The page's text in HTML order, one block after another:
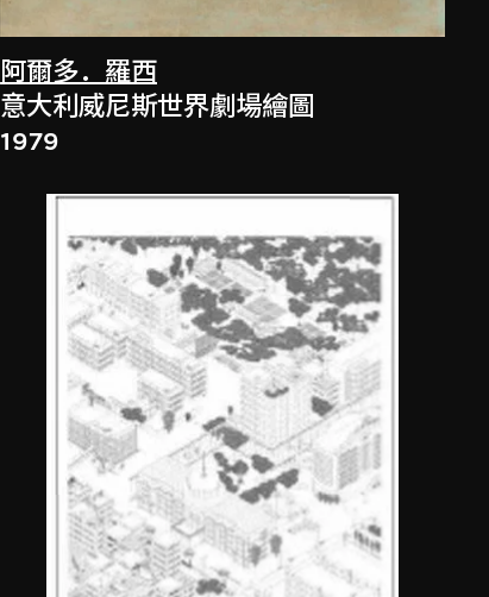
阿爾多．羅西
意大利威尼斯世界劇場繪圖
1979